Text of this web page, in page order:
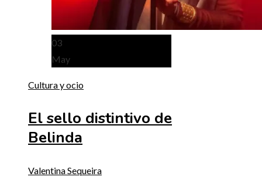
03
May
Cultura y ocio
El sello distintivo de
Belinda
Valentina Sequeira